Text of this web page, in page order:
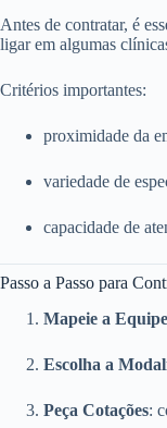
Antes de contratar, é
ligar em algumas
Critérios importantes:
proximidade da
variedade de
capacidade de
Passo a Passo para
Mapeie a Equipe
Escolha a
Peça Cotações: